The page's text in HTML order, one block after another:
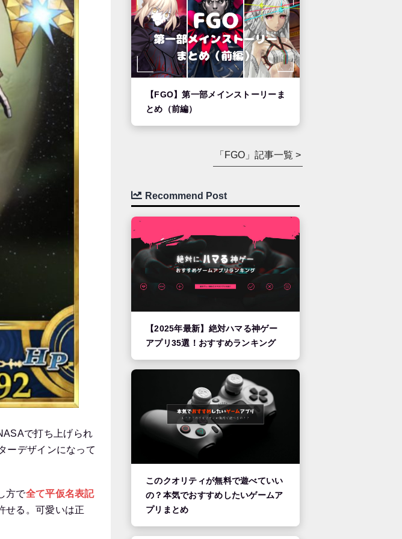
で打ち上げられ
ーデザインになって
方で全て平仮名表記
せる。可愛いは正
【FGO】第一部メインストーリーま
とめ（前編）
「FGO」記事一覧 >
Recommend Post
【2025年最新】絶対ハマる神ゲー
アプリ35選！おすすめランキング
このクオリティが無料で遊べていい
の？本気でおすすめしたいゲームア
プリまとめ